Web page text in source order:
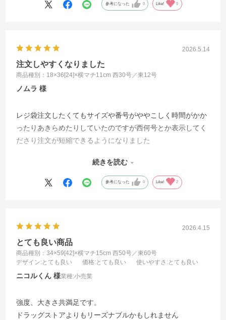
参考になった 0 Like! 0
2026.5.14
注文しやすくなりました
商品種別：18×36[24]×横マチ11cm 西30号／東12号
ノムラ
レジ袋注文したくてもサイズや番号がややこしく時間がかか
ったりあきらめたりしていたのですが西何号とか表示してく
ださり注文が短縮できるようになりました
さりありがとうございます
まずはお礼まで
続きを読む
参考になった 0 Like! 2
2026.4.15
とても良い商品
商品種別：34×59[42]×横マチ15cm 西50号／東60号
デザイン:とても良い 価格:とても良い 使いやすさ :とても良い
ニコルくん 業種:小売業
強度、大きさ共満足です。
ドラッグストアよりもリーズナブルかもしれません